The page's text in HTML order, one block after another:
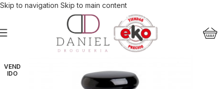
Skip to navigation Skip to main content
VEND
IDO